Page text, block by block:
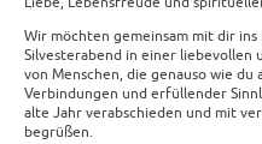
Wir möchten gemeinsam mit dir
Silvesterabend in einer liebevollen
von Menschen, die genauso wie
Verbindungen und erfüllender
alte Jahr verabschieden und mit
begrüßen.